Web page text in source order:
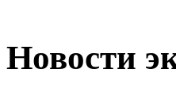
Новости